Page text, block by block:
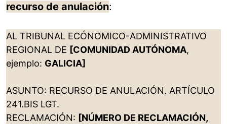
recurso de anulación:
AL TRIBUNAL ECÓNOMICO-ADMINISTRATIVO
REGIONAL DE [COMUNIDAD AUTÓNOMA,
ejemplo: GALICIA]
ASUNTO: RECURSO DE ANULACIÓN. ARTÍCULO
241.BIS LGT.
RECLAMACIÓN: [NÚMERO DE RECLAMACIÓN,